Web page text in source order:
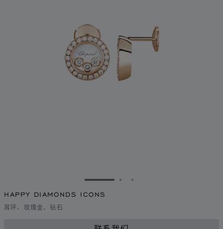
转到幻灯片 1转到幻灯片 2
转到幻灯片 3
HAPPY DIAMONDS ICONS
耳环、玫瑰金、钻石